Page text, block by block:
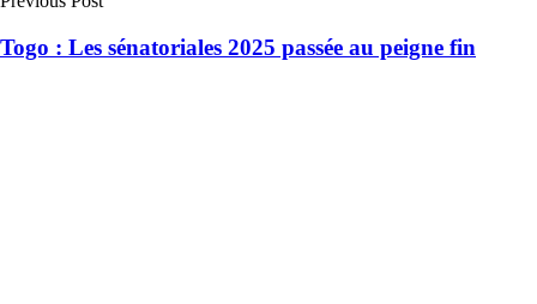
Togo : Les sénatoriales 2025 passée au peigne fin